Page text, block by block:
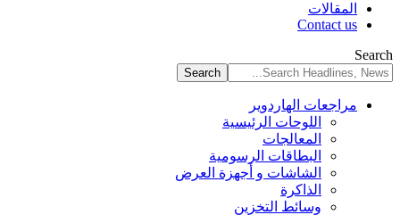
المقالات
Contact us
Search
مراجعات الهاردوير
اللوحات الرئيسية
المعالجات
البطاقات الرسومية
الشاشات و أجهزة العرض
الذاكرة
وسائط التخزين